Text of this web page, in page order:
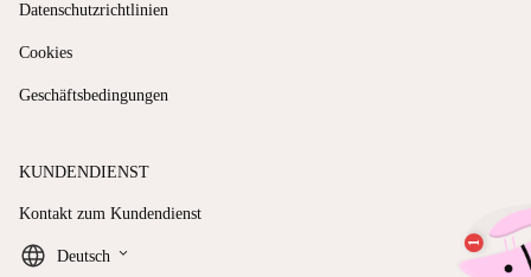
Datenschutzrichtlinien
Cookies
Geschäftsbedingungen
KUNDENDIENST
Kontakt zum Kundendienst
Deutsch keyboard_arrow_down